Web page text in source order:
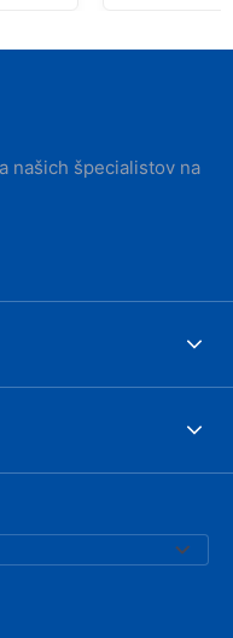
našich špecialistov na